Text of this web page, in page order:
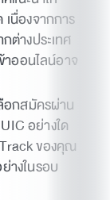
นื่องจากการ
ต่างประเทศ
าออนไลน์อาจ
อกสมัครผ่าน
อย่างใด
ของคุณ
างในรอบ